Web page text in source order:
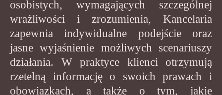
osobistych, wymagających szczególnej
wrażliwości i zrozumienia, Kancelaria
zapewnia indywidualne podejście oraz
jasne wyjaśnienie możliwych scenariuszy
działania. W praktyce klienci otrzymują
rzetelną informację o swoich prawach i
obowiązkach, a także o tym, jakie